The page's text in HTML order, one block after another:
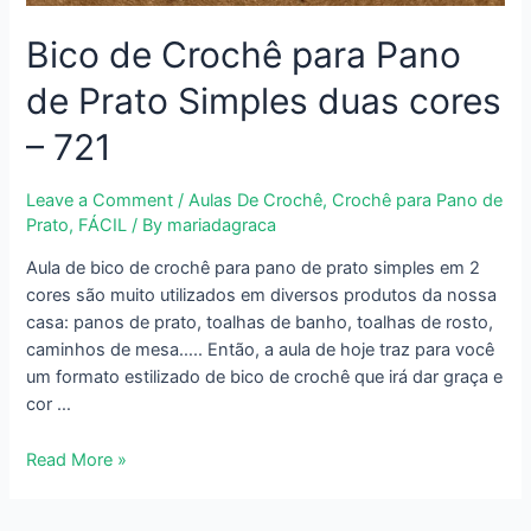
Bico de Crochê para Pano
de Prato Simples duas cores
– 721
Leave a Comment /Aulas De Crochê, Crochê para Pano de
Prato, FÁCIL / By mariadagraca
Aula de bico de crochê para pano de prato simples em 2
cores são muito utilizados em diversos produtos da nossa
casa: panos de prato, toalhas de banho, toalhas de rosto,
caminhos de mesa….. Então, a aula de hoje traz para você
um formato estilizado de bico de crochê que irá dar graça e
cor …
Bico
Read More »